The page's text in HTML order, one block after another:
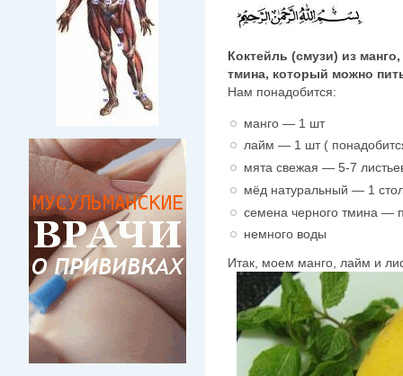
Коктейль (смузи) из
тмина, который можно
Нам понадобится:
манго — 1 шт
лайм — 1 шт (
мята свежая — 5-7
мёд натуральный — 1
семена черного тмина —
немного воды
Итак, моем манго, лайм и